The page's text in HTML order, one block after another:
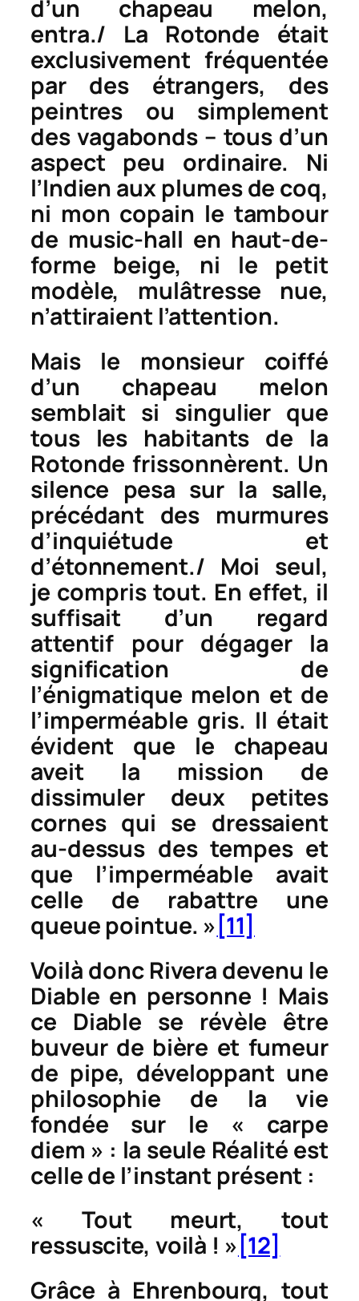
d’un chapeau melon,
entra./ La Rotonde était
exclusivement fréquentée
par des étrangers, des
peintres ou simplement
des vagabonds – tous d’un
aspect peu ordinaire. Ni
l’Indien aux plumes de coq,
ni mon copain le tambour
de music-hall en haut-de-
forme beige, ni le petit
modèle, mulâtresse nue,
n’attiraient l’attention.
Mais le monsieur coiffé
d’un chapeau melon
semblait si singulier que
tous les habitants de la
Rotonde frissonnèrent. Un
silence pesa sur la salle,
précédant des murmures
d’inquiétude et
d’étonnement./ Moi seul,
je compris tout. En effet, il
suffisait d’un regard
attentif pour dégager la
signification de
l’énigmatique melon et de
l’imperméable gris. Il était
évident que le chapeau
aveit la mission de
dissimuler deux petites
cornes qui se dressaient
au-dessus des tempes et
que l’imperméable avait
celle de rabattre une
queue pointue. » [11]
Voilà donc Rivera devenu le
Diable en personne ! Mais
ce Diable se révèle être
buveur de bière et fumeur
de pipe, développant une
philosophie de la vie
fondée sur le « carpe
diem » : la seule Réalité est
celle de l’instant présent :
« Tout meurt, tout
ressuscite, voilà ! » [12]
Grâce à Ehrenbourg, tout